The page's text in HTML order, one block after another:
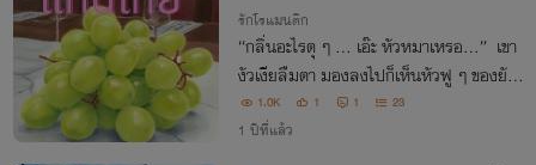
รักโรแมนติก
“กลิ่นอะไรตุ ๆ ... เอ๊ะ หัวหมาเหรอ...” เขา
งัวเงียลืมตา มองลงไปก็เห็นหัวฟู ๆ ของยัยเ
ด็กข้างบ้าน “เฮ้ย... มานอนตรงนี้ตั้งแต่เมื่อ
ไหร่”
1.0K 1 1 23
1 ปีที่แล้ว